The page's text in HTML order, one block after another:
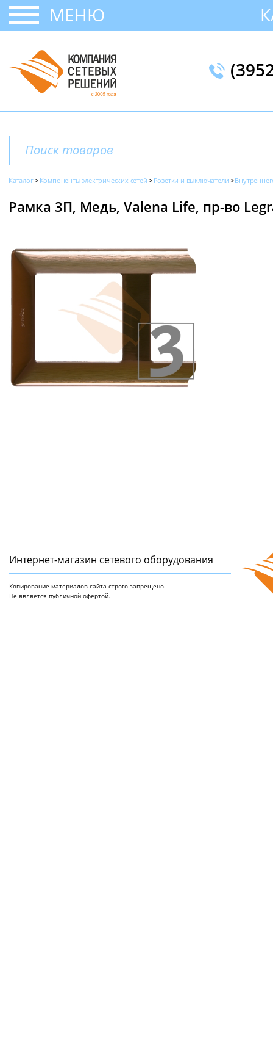
МЕНЮ
Каталог Компоненты электрических сетей Розетки и выключатели
Рамка 3П, Медь, Valena Life, пр-во
Интернет-магазин сетeвого оборудования
Копирование материалов сайта строго запрещено.
Не является публичной офертой.